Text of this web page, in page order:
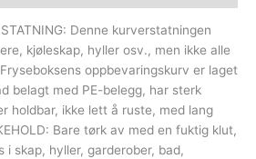
Denne kurverstatningen
kjøleskap, hyller osv., men ikke alle
oppbevaringskurv er laget
belagt med PE-belegg, har sterk
holdbar, ikke lett å ruste, med lang
Bare tørk av med en fuktig klut,
i skap, hyller, garderober, bad,